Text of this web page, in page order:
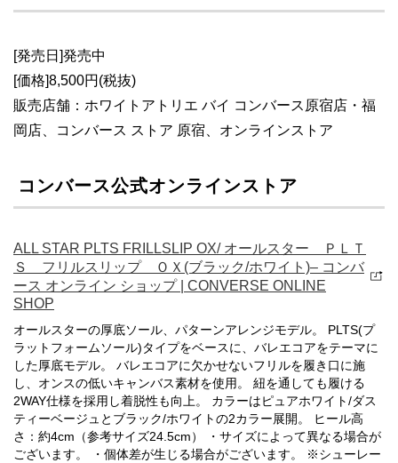
[発売日]発売中
[価格]8,500円(税抜)
販売店舗：ホワイトアトリエ バイ コンバース原宿店・福
岡店、コンバース ストア 原宿、オンラインストア
コンバース公式オンラインストア
ALL STAR PLTS FRILLSLIP OX/ オールスター ＰＬＴ
Ｓ フリルスリップ ＯＸ(ブラック/ホワイト)– コンバ
ース オンライン ショップ | CONVERSE ONLINE
SHOP
オールスターの厚底ソール、パターンアレンジモデル。 PLTS(プ
ラットフォームソール)タイプをベースに、バレエコアをテーマに
した厚底モデル。 バレエコアに欠かせないフリルを履き口に施
し、オンスの低いキャンバス素材を使用。 紐を通しても履ける
2WAY仕様を採用し着脱性も向上。 カラーはピュアホワイト/ダス
ティーベージュとブラック/ホワイトの2カラー展開。 ヒール高
さ：約4cm（参考サイズ24.5cm） ・サイズによって異なる場合が
ございます。 ・個体差が生じる場合がございます。 ※シューレー